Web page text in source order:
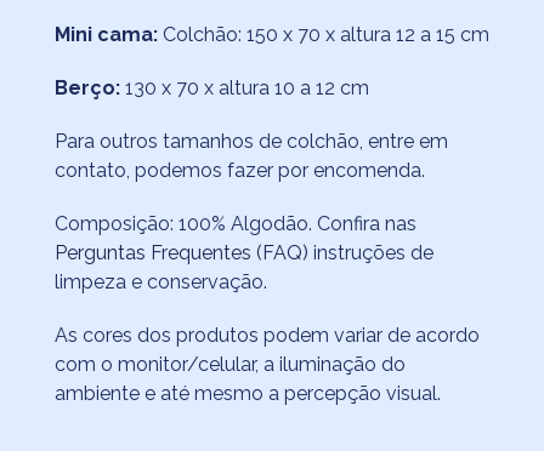
Mini cama: Colchão: 150 x 70 x altura 12 a 15 cm
Berço:130 x 70 x altura 10 a 12 cm
Para outros tamanhos de colchão, entre em
contato, podemos fazer por encomenda.
Composição: 100% Algodão. Confira nas
Perguntas Frequentes (FAQ) instruções de
limpeza e conservação.
As cores dos produtos podem variar de acordo
com o monitor/celular, a iluminação do
ambiente e até mesmo a percepção visual.